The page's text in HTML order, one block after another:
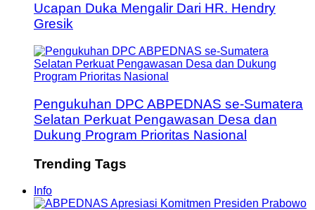
Ucapan Duka Mengalir Dari HR. Hendry
Gresik
Pengukuhan DPC ABPEDNAS se-Sumatera
Selatan Perkuat Pengawasan Desa dan
Dukung Program Prioritas Nasional
Trending Tags
Info